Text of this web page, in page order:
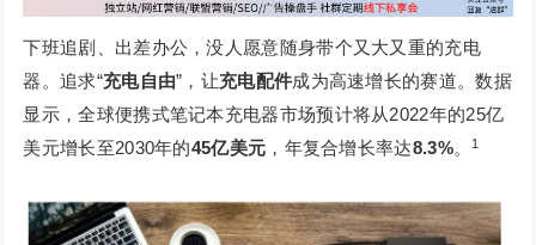
下班追剧、出差办公，没人愿意随身带个又大又重的充电
器。追求“充电自由”，让充电配件成为高速增长的赛道。数据
显示，全球便携式笔记本充电器市场预计将从2022年的25亿
美元增长至2030年的45亿美元 ，年复合增长率达8.3%。1